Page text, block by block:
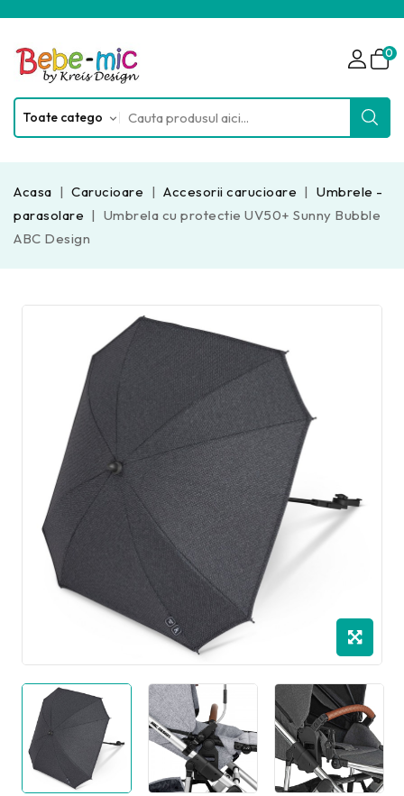
0
Acasa Carucioare Accesorii carucioare
Umbrele -
parasolare
Umbrela cu protectie UV50+ Sunny Bubble
ABC Design